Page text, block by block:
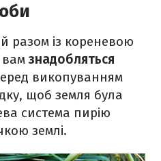
разом із кореневою
вамзнадобляться
викопуванням
щоб земля була
система пирію
землі.